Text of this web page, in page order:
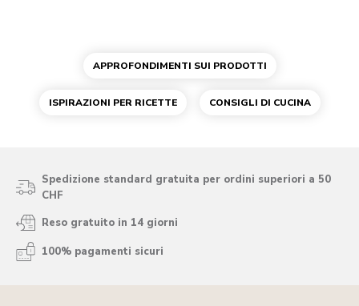
APPROFONDIMENTI SUI PRODOTTI
ISPIRAZIONI PER RICETTE CONSIGLI DI CUCINA
Spedizione standard gratuita per ordini superiori a 50
CHF
Reso gratuito in 14 giorni
100% pagamenti sicuri